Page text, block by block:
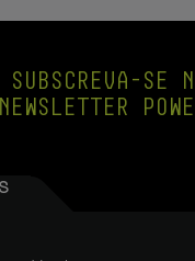
SUBSCREVA-SE
NEWSLETTER